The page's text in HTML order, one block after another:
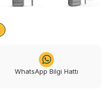
WhatsApp Bilgi Hattı